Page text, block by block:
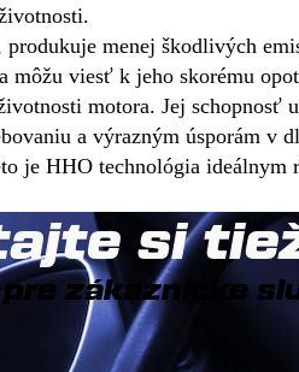
menej škodlivých
viesť k jeho skorému
motora. Jej schopnosť
a výrazným úsporám v
je HHO technológia ideálnym
si
zákaznícke